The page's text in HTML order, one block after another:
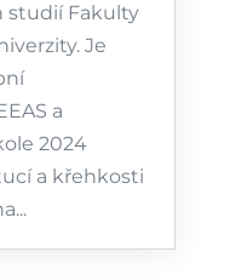
studií Fakulty
Je
a
2024
a křehkosti